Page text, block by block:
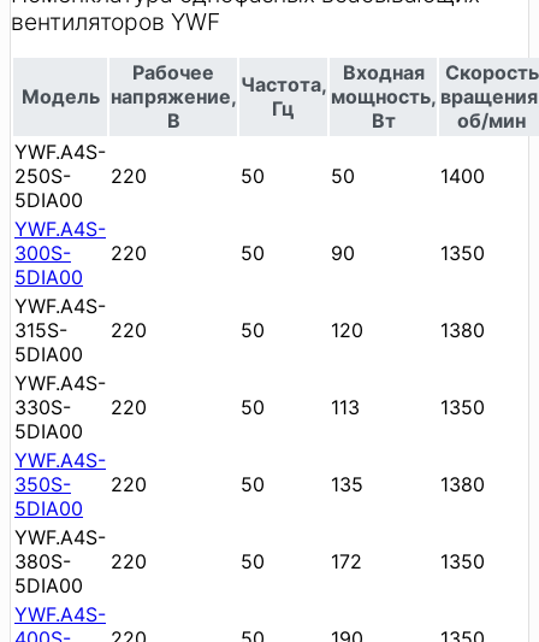
вентиляторов YWF
Модель
Рабочее
напряжение,
В
Частота,
Гц
Входная
мощность,
Вт
Скорость
об/мин
YWF.A4S-
250S-
5DIA00
220 50 50 1400
YWF.A4S-
300S-
5DIA00
220 50 90 1350
YWF.A4S-
315S-
5DIA00
220 50 120 1380
YWF.A4S-
330S-
5DIA00
220 50 113 1350
YWF.A4S-
350S-
5DIA00
220 50 135 1380
YWF.A4S-
380S-
5DIA00
220 50 172 1350
YWF.A4S-